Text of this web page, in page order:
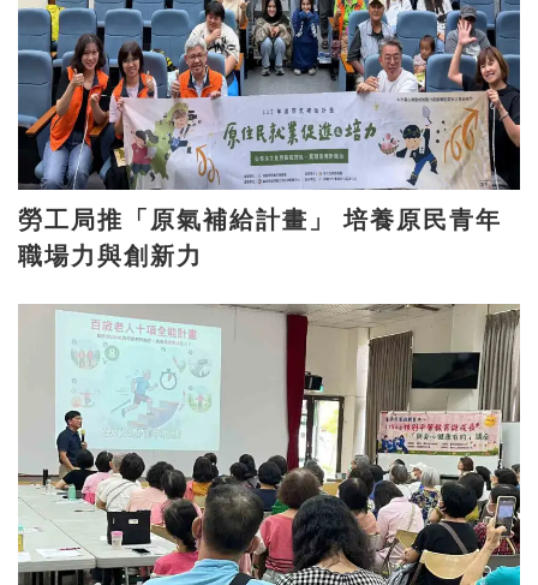
勞工局推「原氣補給計畫」 培養原民青年
職場力與創新力